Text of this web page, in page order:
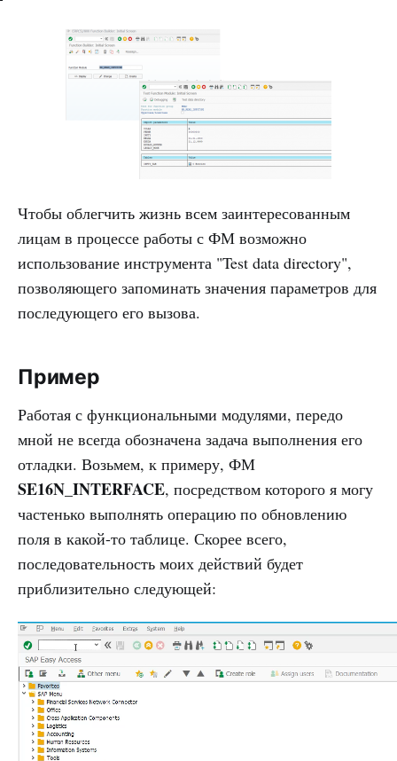
Чтобы облегчить жизнь всем заинтересованным
лицам в процессе работы с ФМ возможно
использование инструмента "Test data directory",
позволяющего запоминать значения параметров для
последующего его вызова.
Пример
Работая с функциональными модулями, передо
мной не всегда обозначена задача выполнения его
отладки. Возьмем, к примеру, ФМ
SE16N_INTERFACE, посредством которого я могу
частенько выполнять операцию по обновлению
поля в какой-то таблице. Скорее всего,
последовательность моих действий будет
приблизительно следующей: